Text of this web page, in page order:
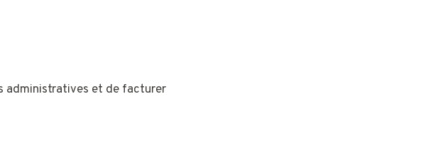
administratives et de facturer